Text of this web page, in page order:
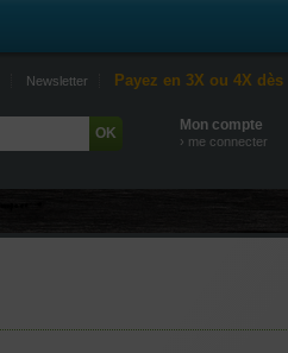
Newsletter Payez en 3X ou 4X
Mon compte
› me connecter